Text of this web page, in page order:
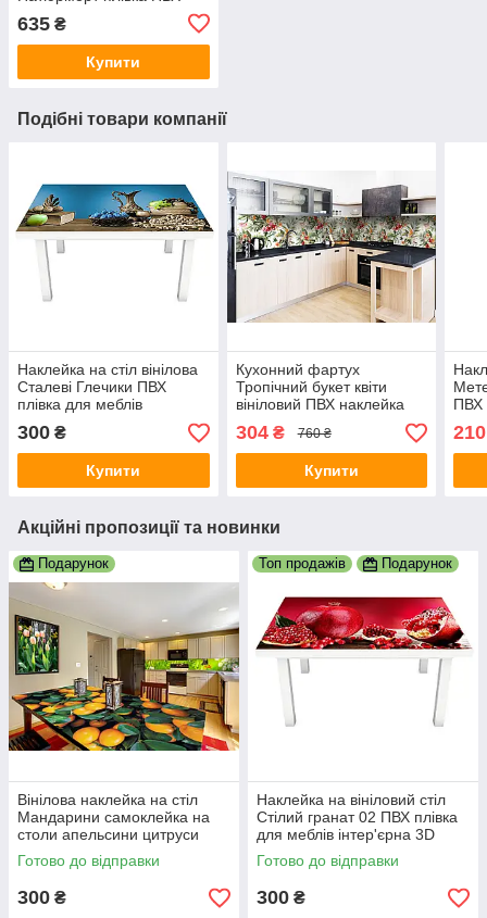
Зелений 600х2500 мм
635 ₴
Купити
Подібні товари компанії
Наклейка на стіл вінілова
Сталеві Глечики ПВХ
плівка для меблів
інтер'єрна 3D натюрморт
600х1200 мм
300 ₴
Купити
Кухонний фартух
Тропічний букет квіти
вініловий ПВХ наклейка
плівка скіналі для кухні
зелений 600х3000 мм
304₴ 760 ₴
Купити
ПВХ
210
Акційні пропозиції та новинки
Подарунок
Вінілова наклейка на стіл
Мандарини самоклейка на
столи апельсини цитруси
помаранчевий принт
600х1200 мм
Готово до відправки
300 ₴
Топ продажів Подарунок
Наклейка на вініловий стіл
Стілий гранат 02 ПВХ плівка
для меблів інтер'єрна 3D
червоні зерна 600х1200 мм
Готово до відправки
300 ₴